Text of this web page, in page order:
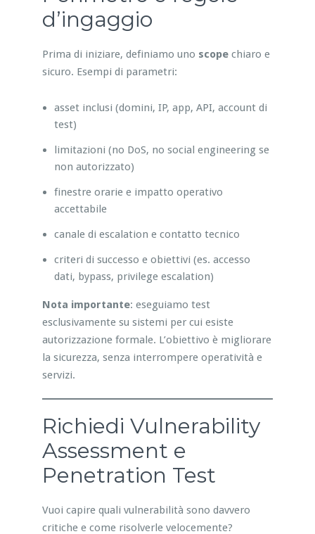
d’ingaggio
Prima di iniziare, definiamo uno scopechiaro e
sicuro. Esempi di parametri:
asset inclusi (domini, IP, app, API, account di
test)
limitazioni (no DoS, no social engineering se
non autorizzato)
finestre orarie e impatto operativo
accettabile
canale di escalation e contatto tecnico
criteri di successo e obiettivi (es. accesso
dati, bypass, privilege escalation)
Nota importante: eseguiamo test
esclusivamente su sistemi per cui esiste
autorizzazione formale. L’obiettivo è migliorare
la sicurezza, senza interrompere operatività e
servizi.
Richiedi Vulnerability
Assessment e
Penetration Test
Vuoi capire quali vulnerabilità sono davvero
critiche e come risolverle velocemente?